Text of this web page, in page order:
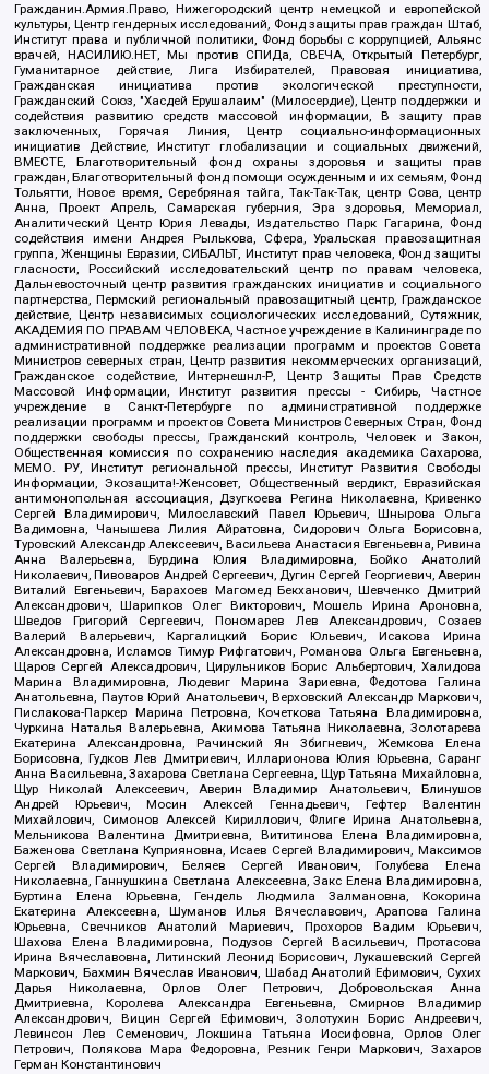
Гражданин.Армия.Право, Нижегородский центр немецкой и европейской
культуры, Центр гендерных исследований, Фонд защиты прав граждан Штаб,
Институт права и публичной политики, Фонд борьбы с коррупцией, Альянс
врачей, НАСИЛИЮ.НЕТ, Мы против СПИДа, СВЕЧА, Открытый Петербург,
Гуманитарное действие, Лига Избирателей, Правовая инициатива,
Гражданская инициатива против экологической преступности,
Гражданский Союз, "Хасдей Ерушалаим" (Милосердие), Центр поддержки и
содействия развитию средств массовой информации, В защиту прав
заключенных, Горячая Линия, Центр социально-информационных
инициатив Действие, Институт глобализации и социальных движений,
ВМЕСТЕ, Благотворительный фонд охраны здоровья и защиты прав
граждан, Благотворительный фонд помощи осужденным и их семьям, Фонд
Тольятти, Новое время, Серебряная тайга, Так-Так-Так, центр Сова, центр
Анна, Проект Апрель, Самарская губерния, Эра здоровья, Мемориал,
Аналитический Центр Юрия Левады, Издательство Парк Гагарина, Фонд
содействия имени Андрея Рылькова, Сфера, Уральская правозащитная
группа, Женщины Евразии, СИБАЛЬТ, Институт прав человека, Фонд защиты
гласности, Российский исследовательский центр по правам человека,
Дальневосточный центр развития гражданских инициатив и социального
партнерства, Пермский региональный правозащитный центр, Гражданское
действие, Центр независимых социологических исследований, Сутяжник,
АКАДЕМИЯ ПО ПРАВАМ ЧЕЛОВЕКА, Частное учреждение в Калининграде по
административной поддержке реализации программ и проектов Совета
Министров северных стран, Центр развития некоммерческих организаций,
Гражданское содействие, Интернешнл-Р, Центр Защиты Прав Средств
Массовой Информации, Институт развития прессы - Сибирь, Частное
учреждение в Санкт-Петербурге по административной поддержке
реализации программ и проектов Совета Министров Северных Стран, Фонд
поддержки свободы прессы, Гражданский контроль, Человек и Закон,
Общественная комиссия по сохранению наследия академика Сахарова,
МЕМО. РУ, Институт региональной прессы, Институт Развития Свободы
Информации, Экозащита!-Женсовет, Общественный вердикт, Евразийская
антимонопольная ассоциация, Дзугкоева Регина Николаевна, Кривенко
Сергей Владимирович, Милославский Павел Юрьевич, Шнырова Ольга
Вадимовна, Чанышева Лилия Айратовна, Сидорович Ольга Борисовна,
Туровский Александр Алексеевич, Васильева Анастасия Евгеньевна, Ривина
Анна Валерьевна, Бурдина Юлия Владимировна, Бойко Анатолий
Николаевич, Пивоваров Андрей Сергеевич, Дугин Сергей Георгиевич, Аверин
Виталий Евгеньевич, Барахоев Магомед Бекханович, Шевченко Дмитрий
Александрович, Шарипков Олег Викторович, Мошель Ирина Ароновна,
Шведов Григорий Сергеевич, Пономарев Лев Александрович, Созаев
Валерий Валерьевич, Каргалицкий Борис Юльевич, Исакова Ирина
Александровна, Исламов Тимур Рифгатович, Романова Ольга Евгеньевна,
Щаров Сергей Алексадрович, Цирульников Борис Альбертович, Халидова
Марина Владимировна, Людевиг Марина Зариевна, Федотова Галина
Анатольевна, Паутов Юрий Анатольевич, Верховский Александр Маркович,
Пислакова-Паркер Марина Петровна, Кочеткова Татьяна Владимировна,
Чуркина Наталья Валерьевна, Акимова Татьяна Николаевна, Золотарева
Екатерина Александровна, Рачинский Ян Збигневич, Жемкова Елена
Борисовна, Гудков Лев Дмитриевич, Илларионова Юлия Юрьевна, Саранг
Анна Васильевна, Захарова Светлана Сергеевна, Щур Татьяна Михайловна,
Щур Николай Алексеевич, Аверин Владимир Анатольевич, Блинушов
Андрей Юрьевич, Мосин Алексей Геннадьевич, Гефтер Валентин
Михайлович, Симонов Алексей Кириллович, Флиге Ирина Анатольевна,
Мельникова Валентина Дмитриевна, Вититинова Елена Владимировна,
Баженова Светлана Куприяновна, Исаев Сергей Владимирович, Максимов
Сергей Владимирович, Беляев Сергей Иванович, Голубева Елена
Николаевна, Ганнушкина Светлана Алексеевна, Закс Елена Владимировна,
Буртина Елена Юрьевна, Гендель Людмила Залмановна, Кокорина
Екатерина Алексеевна, Шуманов Илья Вячеславович, Арапова Галина
Юрьевна, Свечников Анатолий Мариевич, Прохоров Вадим Юрьевич,
Шахова Елена Владимировна, Подузов Сергей Васильевич, Протасова
Ирина Вячеславовна, Литинский Леонид Борисович, Лукашевский Сергей
Маркович, Бахмин Вячеслав Иванович, Шабад Анатолий Ефимович, Сухих
Дарья Николаевна, Орлов Олег Петрович, Добровольская Анна
Дмитриевна, Королева Александра Евгеньевна, Смирнов Владимир
Александрович, Вицин Сергей Ефимович, Золотухин Борис Андреевич,
Левинсон Лев Семенович, Локшина Татьяна Иосифовна, Орлов Олег
Петрович, Полякова Мара Федоровна, Резник Генри Маркович, Захаров
Герман Константинович